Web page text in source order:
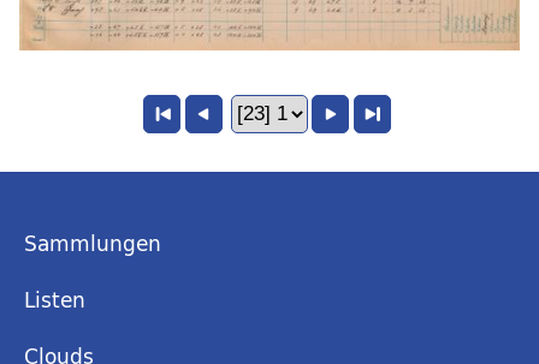
Sammlungen
Listen
Clouds